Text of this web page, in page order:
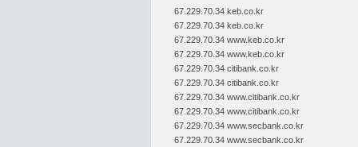
67.229.70.34 keb.co.kr
67.229.70.34 keb.co.kr
67.229.70.34 www.keb.co.kr
67.229.70.34 www.keb.co.kr
67.229.70.34 citibank.co.kr
67.229.70.34 citibank.co.kr
67.229.70.34 www.citibank.co.kr
67.229.70.34 www.citibank.co.kr
67.229.70.34 www.secbank.co.kr
67.229.70.34 www.secbank.co.kr